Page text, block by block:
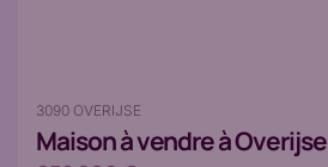
3090 OVERIJSE
Maisonà vendre à Overijse